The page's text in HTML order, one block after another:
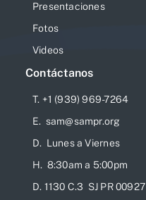
Presentaciones
Fotos
Videos
Contáctanos
T. +1 (939) 969-7264
E. sam@sampr.org
D. Lunes a Viernes
H. 8:30am a 5:00pm
D. 1130 C.3 SJ PR 00927